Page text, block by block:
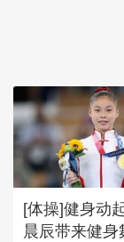
[体操]健身动
晨辰带来健身